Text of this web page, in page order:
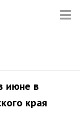
июне в
края